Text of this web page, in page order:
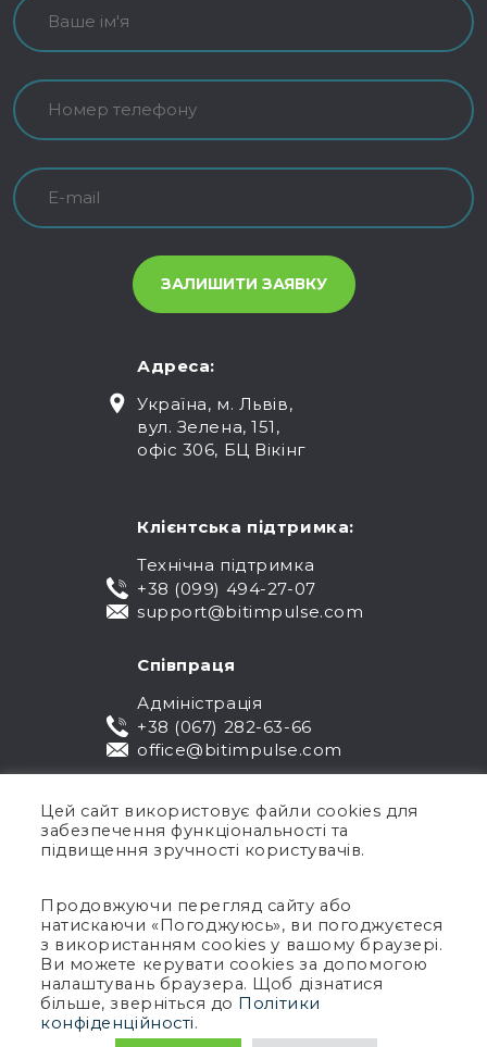
Адреса:
Україна, м. Львів,
вул. Зелена, 151,
офіс 306, БЦ Вікінг
Клієнтська підтримка:
Технічна підтримка
+38 (099) 494-27-07
support@bitimpulse.com
Співпраця
Адміністрація
+38 (067) 282-63-66
office@bitimpulse.com
Публічна оферта
Гарантія
Політика конфіденційності
Умови використання
Цей сайт використовує файли cookies для
забезпечення функціональності та
підвищення зручності користувачів.
Продовжуючи перегляд сайту або
натискаючи «Погоджуюсь», ви погоджуєтеся
з використанням cookies у вашому браузері.
Ви можете керувати cookies за допомогою
налаштувань браузера. Щоб дізнатися
більше, зверніться до Політики
конфіденційності.